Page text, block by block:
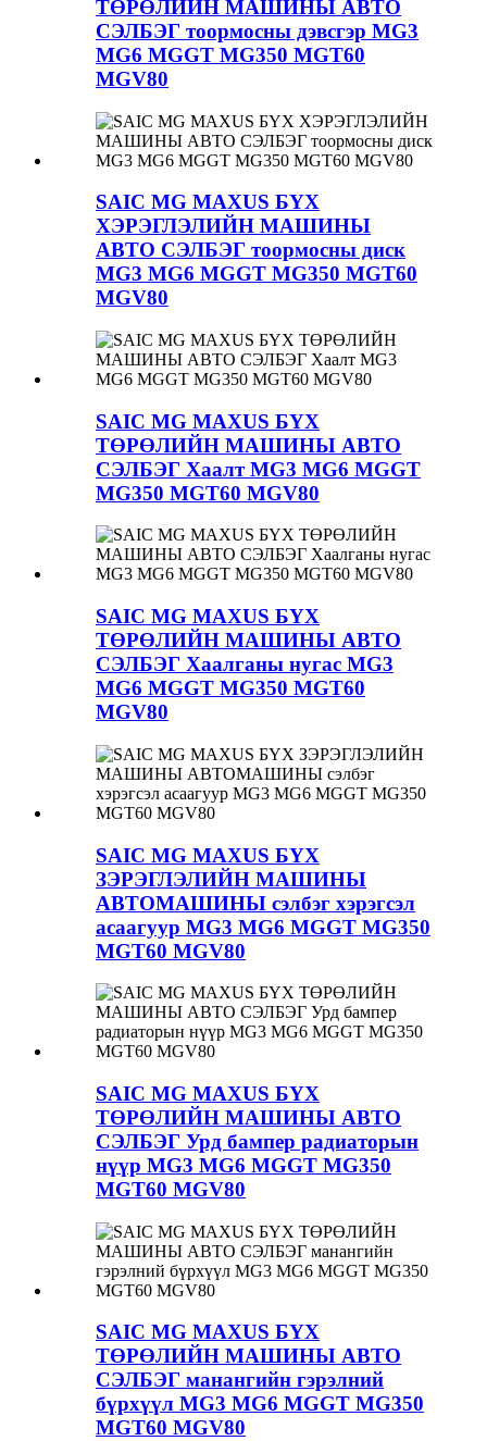
ТӨРӨЛИЙН МАШИНЫ АВТО
СЭЛБЭГ тоормосны дэвсгэр MG3
MG6 MGGT MG350 MGT60
MGV80
SAIC MG MAXUS БҮХ
ХЭРЭГЛЭЛИЙН МАШИНЫ
АВТО СЭЛБЭГ тоормосны диск
MG3 MG6 MGGT MG350 MGT60
MGV80
SAIC MG MAXUS БҮХ
ТӨРӨЛИЙН МАШИНЫ АВТО
СЭЛБЭГ Хаалт MG3 MG6 MGGT
MG350 MGT60 MGV80
SAIC MG MAXUS БҮХ
ТӨРӨЛИЙН МАШИНЫ АВТО
СЭЛБЭГ Хаалганы нугас MG3
MG6 MGGT MG350 MGT60
MGV80
SAIC MG MAXUS БҮХ
ЗЭРЭГЛЭЛИЙН МАШИНЫ
АВТОМАШИНЫ сэлбэг хэрэгсэл
асаагуур MG3 MG6 MGGT MG350
MGT60 MGV80
SAIC MG MAXUS БҮХ
ТӨРӨЛИЙН МАШИНЫ АВТО
СЭЛБЭГ Урд бампер радиаторын
нүүр MG3 MG6 MGGT MG350
MGT60 MGV80
SAIC MG MAXUS БҮХ
ТӨРӨЛИЙН МАШИНЫ АВТО
СЭЛБЭГ манангийн гэрэлний
бүрхүүл MG3 MG6 MGGT MG350
MGT60 MGV80